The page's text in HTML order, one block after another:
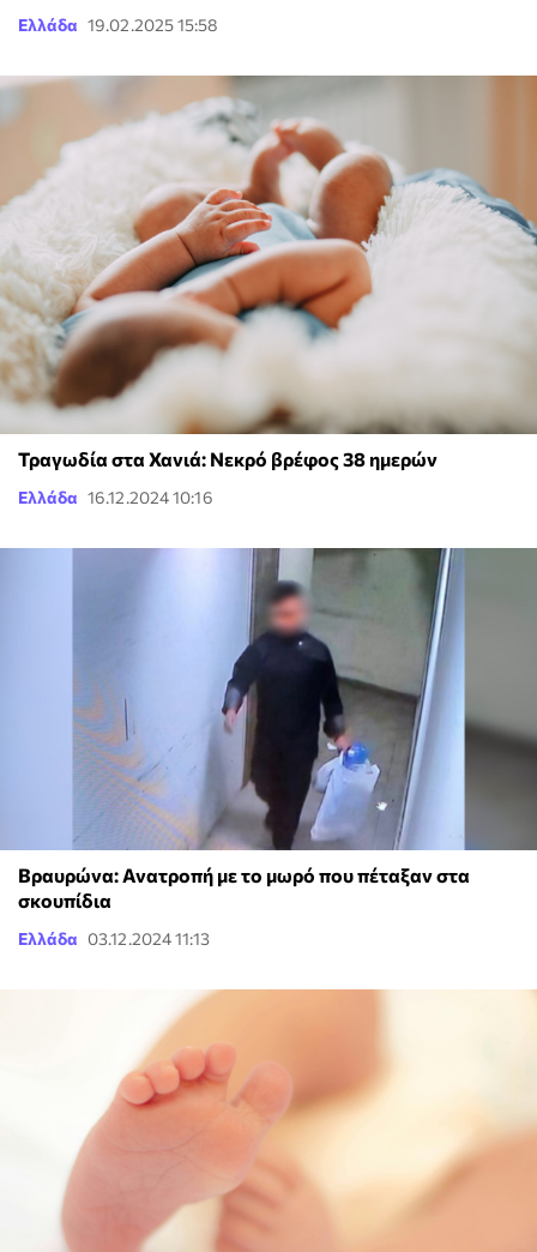
Ελλάδα 19.02.2025 15:58
Τραγωδία στα Χανιά: Νεκρό βρέφος 38 ημερών
Ελλάδα 16.12.2024 10:16
Βραυρώνα: Ανατροπή με το μωρό που πέταξαν στα
σκουπίδια
Ελλάδα 03.12.2024 11:13